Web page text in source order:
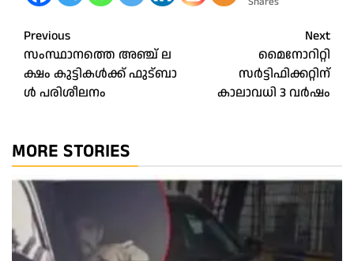
Post
navigation
Previous
സം​സ്ഥാ​ന​ത്തെ അ​ഞ്ച് ല​
ക്ഷം കു​ട്ടി​ക​ൾ​ക്ക് ഫു​ട്ബാ​
ൾ പ​രി​ശീ​ല​നം
Next
മൈനോറിറ്റി
സർട്ടിഫിക്കറ്റിന്
കാലാവധി 3 വർഷം
MORE STORIES